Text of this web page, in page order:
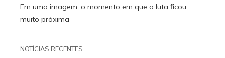
Em uma imagem: o momento em que a luta ficou
muito próxima
NOTÍCIAS RECENTES